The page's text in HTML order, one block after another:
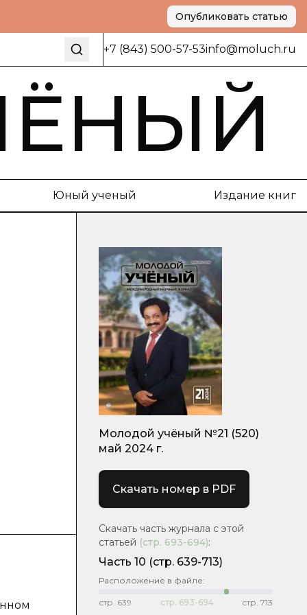
Опубликовать статью
+7 (843) 500-57-53info@moluch.ru
Юный ученый Издание книг
Молодой учёный №21 (520)
май 2024 г.
Скачать номер в PDF
Скачать часть журнала с этой
статьей (стр. 693-694):
Часть 10 (стр. 639-713)
Расположение в файле:
стр. 639 стр. 693-694 стр. 713